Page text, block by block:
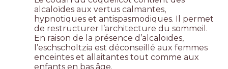
alcaloïdes aux vertus calmantes,
hypnotiques et antispasmodiques. Il permet
de restructurer l’architecture du sommeil.
En raison de la présence d’alcaloïdes,
l’eschscholtzia est déconseillé aux femmes
enceintes et allaitantes tout comme aux
enfants en bas âge.